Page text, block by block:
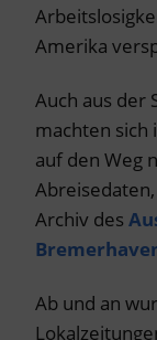
Amerika
Auch aus der
machten sich
auf den Weg
Archiv des
Ab und an